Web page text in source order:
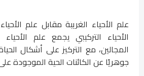
علم الأحياء الغريبة مقابل علم
الأحياء التركيبي يجمع علم
المجالين، مع التركيز على أشكال
جوهريًا عن الكائنات الحية الموجودة